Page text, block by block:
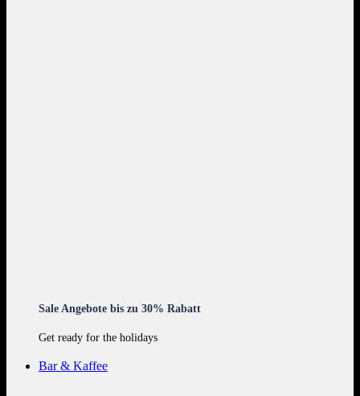
Sale Angebote bis zu 30% Rabatt
Get ready for the holidays
Bar & Kaffee